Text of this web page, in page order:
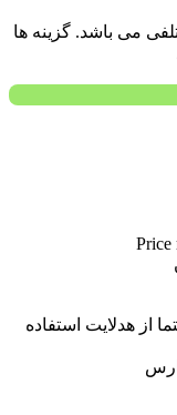
می باشد. گزینه ها
Price
از هدلایت استفاده